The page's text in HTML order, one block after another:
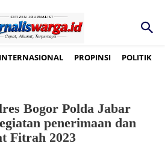
INTERNASIONAL PROPINSI POLITIK
Bogor Polda Jabar
penerimaan dan
Fitrah 2023